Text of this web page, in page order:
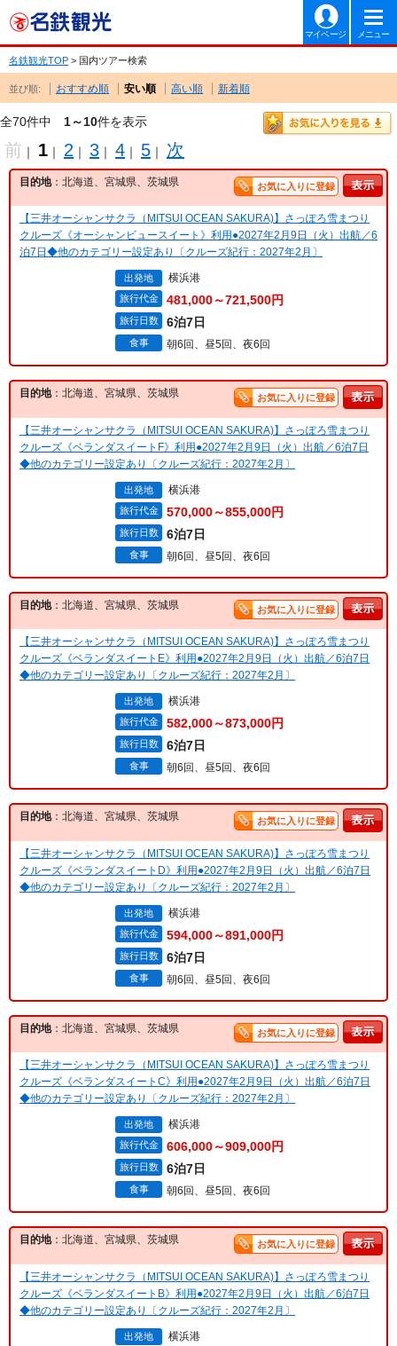
マイページ メニュー
名鉄観光TOP > 国内ツアー検索
並び順: おすすめ順 安い順 高い順 新着順
全70件中 1～10件を表示
前 ｜ 1 ｜ 2 ｜ 3 ｜ 4 ｜ 5 ｜ 次
目的地：北海道、宮城県、茨城県 お気に入りに登録
【三井オーシャンサクラ（MITSUI OCEAN SAKURA)】さっぽろ雪まつり
クルーズ《オーシャンビュースイート》利用●2027年2月9日（火）出航／6
泊7日◆他のカテゴリー設定あり〔クルーズ紀行：2027年2月〕
出発地 横浜港
旅行代金 481,000～721,500円
旅行日数 6泊7日
食事 朝6回、昼5回、夜6回
目的地：北海道、宮城県、茨城県 お気に入りに登録
【三井オーシャンサクラ（MITSUI OCEAN SAKURA)】さっぽろ雪まつり
クルーズ《ベランダスイートF》利用●2027年2月9日（火）出航／6泊7日
◆他のカテゴリー設定あり〔クルーズ紀行：2027年2月〕
出発地 横浜港
旅行代金 570,000～855,000円
旅行日数 6泊7日
食事 朝6回、昼5回、夜6回
目的地：北海道、宮城県、茨城県 お気に入りに登録
【三井オーシャンサクラ（MITSUI OCEAN SAKURA)】さっぽろ雪まつり
クルーズ《ベランダスイートE》利用●2027年2月9日（火）出航／6泊7日
◆他のカテゴリー設定あり〔クルーズ紀行：2027年2月〕
出発地 横浜港
旅行代金 582,000～873,000円
旅行日数 6泊7日
食事 朝6回、昼5回、夜6回
目的地：北海道、宮城県、茨城県 お気に入りに登録
【三井オーシャンサクラ（MITSUI OCEAN SAKURA)】さっぽろ雪まつり
クルーズ《ベランダスイートD》利用●2027年2月9日（火）出航／6泊7日
◆他のカテゴリー設定あり〔クルーズ紀行：2027年2月〕
出発地 横浜港
旅行代金 594,000～891,000円
旅行日数 6泊7日
食事 朝6回、昼5回、夜6回
目的地：北海道、宮城県、茨城県 お気に入りに登録
【三井オーシャンサクラ（MITSUI OCEAN SAKURA)】さっぽろ雪まつり
クルーズ《ベランダスイートC》利用●2027年2月9日（火）出航／6泊7日
◆他のカテゴリー設定あり〔クルーズ紀行：2027年2月〕
出発地 横浜港
旅行代金 606,000～909,000円
旅行日数 6泊7日
食事 朝6回、昼5回、夜6回
目的地：北海道、宮城県、茨城県 お気に入りに登録
【三井オーシャンサクラ（MITSUI OCEAN SAKURA)】さっぽろ雪まつり
クルーズ《ベランダスイートB》利用●2027年2月9日（火）出航／6泊7日
◆他のカテゴリー設定あり〔クルーズ紀行：2027年2月〕
出発地 横浜港